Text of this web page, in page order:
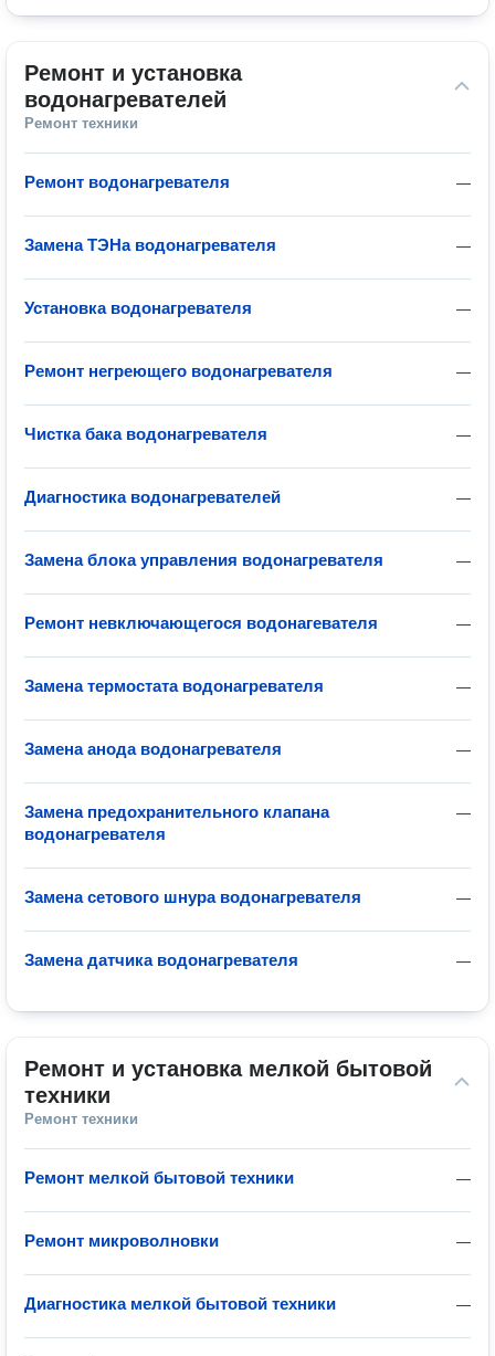
Ремонт и установка
водонагревателей
Ремонт техники
—
Ремонт водонагревателя
—
Замена ТЭНа водонагревателя
—
Установка водонагревателя
—
Ремонт негреющего водонагревателя
—
Чистка бака водонагревателя
—
Диагностика водонагревателей
—
Замена блока управления водонагревателя
—
Ремонт невключающегося водонагевателя
—
Замена термостата водонагревателя
—
Замена анода водонагревателя
—
Замена предохранительного клапана
водонагревателя
—
Замена сетового шнура водонагревателя
—
Замена датчика водонагревателя
Ремонт и установка мелкой бытовой
техники
Ремонт техники
—
Ремонт мелкой бытовой техники
—
Ремонт микроволновки
—
Диагностика мелкой бытовой техники